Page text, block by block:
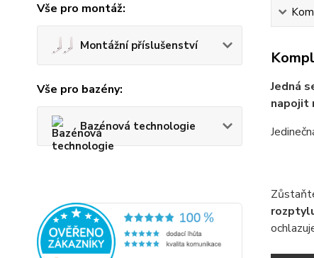
Vše pro montáž:
Montážní příslušenství
Vše pro bazény:
Bazénová technologie
Jedná
napojit